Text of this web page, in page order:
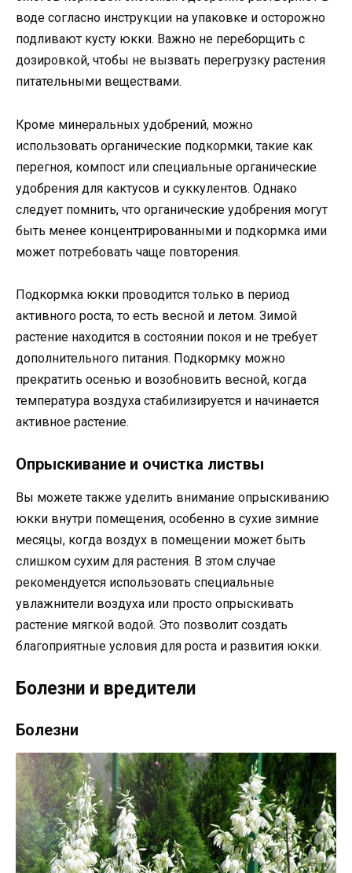
воде согласно инструкции на упаковке и осторожно
подливают кусту юкки. Важно не переборщить с
дозировкой, чтобы не вызвать перегрузку растения
питательными веществами.
Кроме минеральных удобрений, можно
использовать органические подкормки, такие как
перегноя, компост или специальные органические
удобрения для кактусов и суккулентов. Однако
следует помнить, что органические удобрения могут
быть менее концентрированными и подкормка ими
может потребовать чаще повторения.
Подкормка юкки проводится только в период
активного роста, то есть весной и летом. Зимой
растение находится в состоянии покоя и не требует
дополнительного питания. Подкормку можно
прекратить осенью и возобновить весной, когда
температура воздуха стабилизируется и начинается
активное растение.
Опрыскивание и очистка листвы
Вы можете также уделить внимание опрыскиванию
юкки внутри помещения, особенно в сухие зимние
месяцы, когда воздух в помещении может быть
слишком сухим для растения. В этом случае
рекомендуется использовать специальные
увлажнители воздуха или просто опрыскивать
растение мягкой водой. Это позволит создать
благоприятные условия для роста и развития юкки.
Болезни и вредители
Болезни